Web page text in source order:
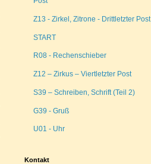
Z13 - Zirkel, Zitrone - Drittletzter Post
START
R08 - Rechenschieber
Z12 – Zirkus – Viertletzter Post
S39 – Schreiben, Schrift (Teil 2)
G39 - Gruß
U01 - Uhr
Kontakt